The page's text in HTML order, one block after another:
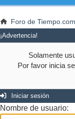
Foro de Tiempo.com
¡Advertencia!
Solamente
Por favor inicia
Iniciar sesión
Nombre de usuario: